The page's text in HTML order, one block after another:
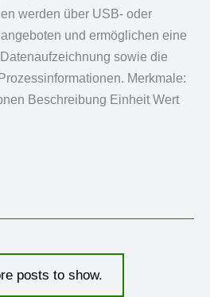
werden über USB- oder
und ermöglichen eine
sowie die
Merkmale:
Beschreibung Einheit Wert
posts to show.